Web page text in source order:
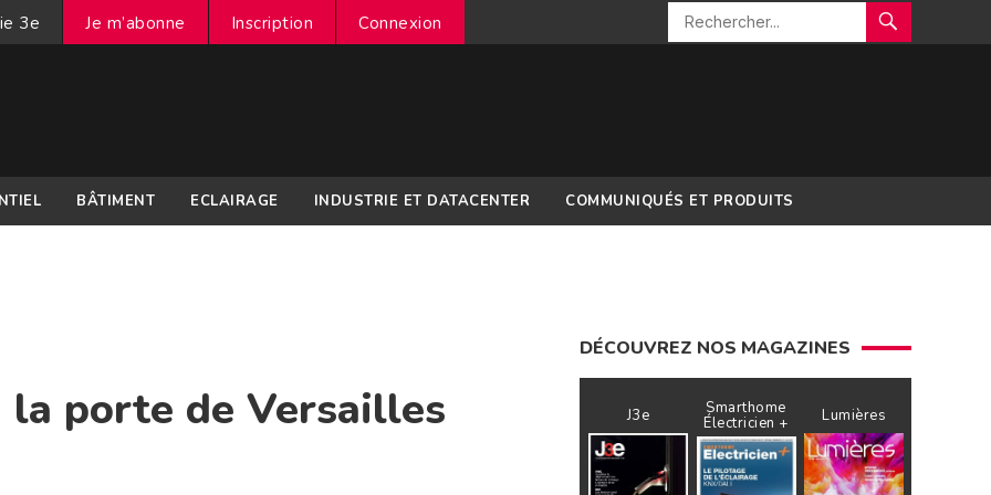
3e Je m’abonne Inscription Connexion
BÂTIMENT ECLAIRAGE INDUSTRIE ET DATACENTER COMMUNIQUÉS ET PRODUITS
la porte de Versailles
DÉCOUVREZ NOS MAGAZINES
J3e Smarthome
Électricien + Lumières